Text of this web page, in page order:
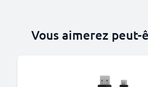
Vous aimerez peut-